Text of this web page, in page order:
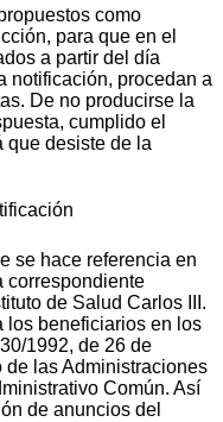
como
para que en el
a partir del día
notificación, procedan a
De no producirse la
cumplido el
que desiste de la
se hace referencia en
correspondiente
de Salud Carlos III.
los beneficiarios en los
1992, de 26 de
las Administraciones
Común. Así
de anuncios del